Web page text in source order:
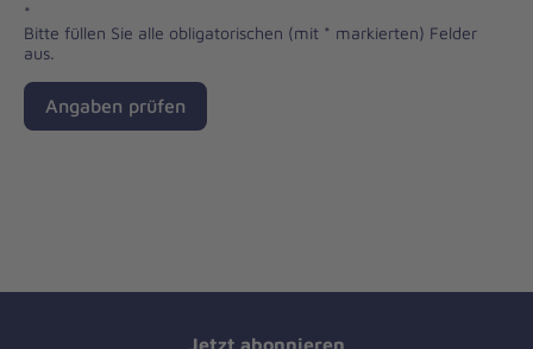
*
Bitte füllen Sie alle obligatorischen (mit * markierten) Felder
aus.
Angaben prüfen
Jetzt abonnieren